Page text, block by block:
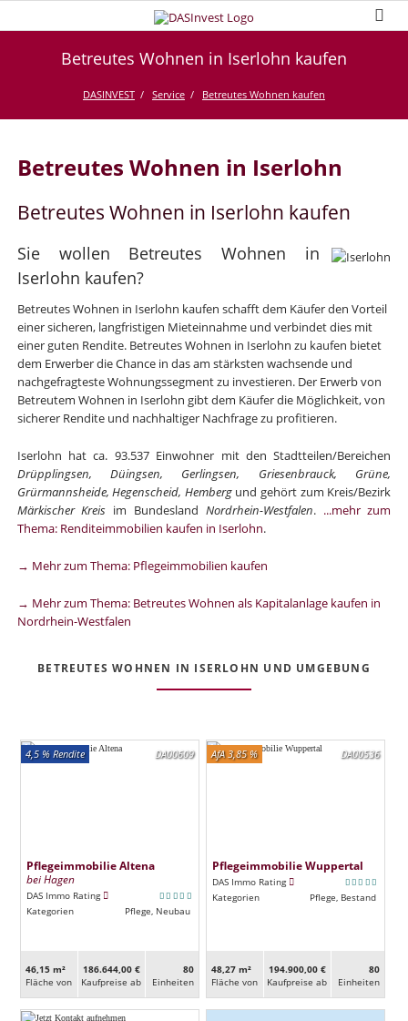
Betreutes Wohnen in Iserlohn kaufen
DASINVEST Service Betreutes Wohnen kaufen
Betreutes Wohnen in Iserlohn
Betreutes Wohnen in Iserlohn kaufen
Sie wollen Betreutes Wohnen in
Iserlohn kaufen?
Betreutes Wohnen in Iserlohn kaufen schafft dem Käufer den Vorteil
einer sicheren, langfristigen Mieteinnahme und verbindet dies mit
einer guten Rendite. Betreutes Wohnen in Iserlohn zu kaufen bietet
dem Erwerber die Chance in das am stärksten wachsende und
nachgefragteste Wohnungssegment zu investieren. Der Erwerb von
Betreutem Wohnen in Iserlohn gibt dem Käufer die Möglichkeit, von
sicherer Rendite und nachhaltiger Nachfrage zu profitieren.
Iserlohn hat ca. 93.537 Einwohner mit den Stadtteilen/Bereichen
Drüpplingsen, Düingsen, Gerlingsen, Griesenbrauck, Grüne,
Grürmannsheide, Hegenscheid, Hembergund gehört zum Kreis/Bezirk
Märkischer Kreis im Bundesland Nordrhein-Westfalen. ...mehr zum
Thema: Renditeimmobilien kaufen in Iserlohn.
→ Mehr zum Thema: Pflegeimmobilien kaufen
→ Mehr zum Thema: Betreutes Wohnen als Kapitalanlage kaufen in
Nordrhein-Westfalen
BETREUTES WOHNEN IN ISERLOHN UND UMGEBUNG
DA00609
4,5 % Rendite
Pflegeimmobilie Altena
bei Hagen
DAS Immo Rating
Kategorien
Pflege, Neubau
46,15 m²
Fläche von
186.644,00 €
Kaufpreise ab
80
Ein­heiten
DA00536
AfA 3,85 %
Pflegeimmobilie Wuppertal
DAS Immo Rating
Kategorien
Pflege, Bestand
48,27 m²
Fläche von
194.900,00 €
Kaufpreise ab
80
Ein­heiten